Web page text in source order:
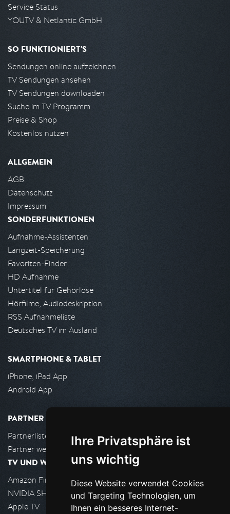
Ihre Privatsphäre ist
uns wichtig
Diese Website verwendet Cookies
und Targeting Technologien, um
Ihnen ein besseres Internet-
Service Status
YOUTV & Netlantic GmbH
SO FUNKTIONIERT'S
Sendungen online aufzeichnen
TV Sendungen ansehen
TV Sendungen downloaden
Suche im TV Programm
Preise & Shop
Kostenlos nutzen
ALLGEMEIN
AGB
Datenschutz
Impressum
SONDERFUNKTIONEN
Aufnahme-Assistenten
Langzeit-Speicherung
Favoriten-Finder
HD Aufnahme
Untertitel für Gehörlose
Hörfilme, Audiodeskription
RSS Aufnahmeliste
Deutsches TV im Ausland
SMARTPHONE & TABLET
iPhone, iPad App
Android App
PARTNER
Partnerliste
Partner werden
TV UND WOHNZIMMER
Amazon FireTV
NVIDIA SHIELD, Google TV
Apple TV